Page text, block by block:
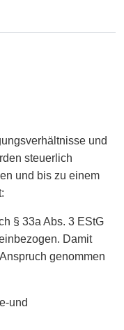
und
steuerlich
und bis zu einem
§ 33a Abs. 3 EStG
Damit
genommen
und